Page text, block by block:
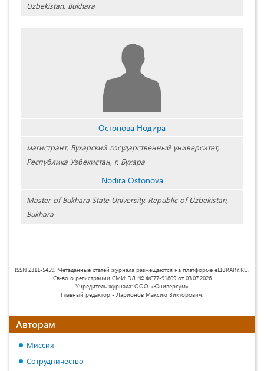
Uzbekistan, Bukhara
Остонова Нодира
магистрант, Бухарский государственный университет,
Республика Узбекистан, г. Бухара
Nodira Ostonova
Master of Bukhara State University, Republic of Uzbekistan,
Bukhara
ISSN 2311-5459. Метаданные статей журнала размещаются на платформе eLIBRARY.RU.
Св-во о регистрации СМИ: ЭЛ № ФС77-91809 от 03.07.2026
Учредитель журнала: ООО «Юниверсум»
Главный редактор - Ларионов Максим Викторович.
Авторам
Миссия
Сотрудничество